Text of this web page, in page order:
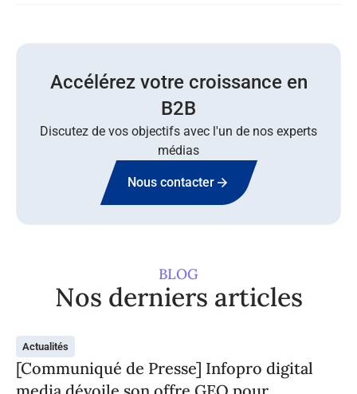
Accélérez votre croissance en
B2B
Discutez de vos objectifs avec l'un de nos experts
médias
Nous contacter
BLOG
Nos derniers articles
Actualités
[Communiqué de Presse] Infopro digital